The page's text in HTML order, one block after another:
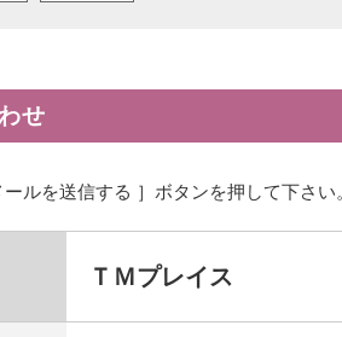
せ
ルを送信する ］ボタンを押して下さい
ＴＭプレイス